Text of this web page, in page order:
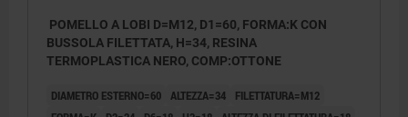
POMELLO A LOBI D=M12, D1=60, FORMA:K CON
BUSSOLA FILETTATA, H=34, RESINA
TERMOPLASTICA NERO, COMP:OTTONE
DIAMETRO ESTERNO=60 ALTEZZA=34
FILETTATURA=M12